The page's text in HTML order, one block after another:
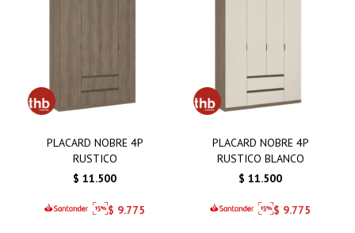
PLACARD NOBRE 4P
RUSTICO
$ 11.500
$ 9.775
PLACARD NOBRE 4P
RUSTICO BLANCO
$ 11.500
$ 9.775